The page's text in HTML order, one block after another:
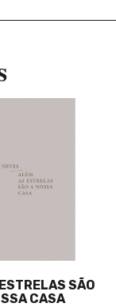
SÃO
CASA